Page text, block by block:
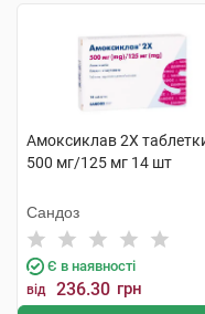
Амоксиклав 2Х
500 мг/125 мг 14 шт
Сандоз
Є в наявності
від 236.30 грн